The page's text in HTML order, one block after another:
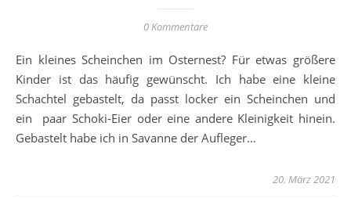
0 Kommentare
Ein kleines Scheinchen im Osternest? Für etwas größere
Kinder ist das häufig gewünscht. Ich habe eine kleine
Schachtel gebastelt, da passt locker ein Scheinchen und
ein paar Schoki-Eier oder eine andere Kleinigkeit hinein.
Gebastelt habe ich in Savanne der Aufleger…
20. März 2021